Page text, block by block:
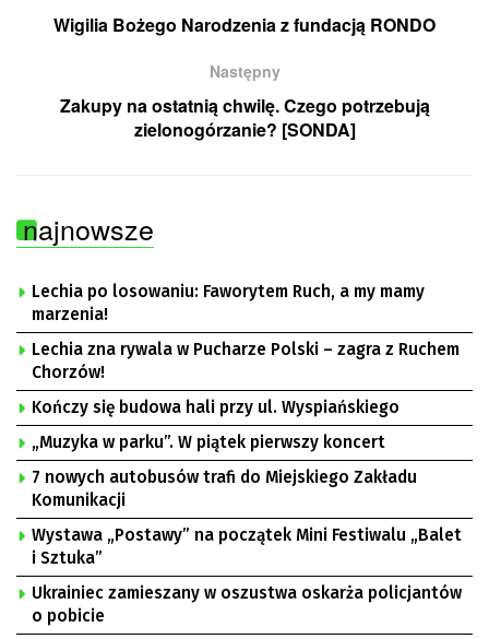
Wigilia Bożego Narodzenia z fundacją RONDO
Następny
Zakupy na ostatnią chwilę. Czego potrzebują
zielonogórzanie? [SONDA]
najnowsze
Lechia po losowaniu: Faworytem Ruch, a my mamy
marzenia!
Lechia zna rywala w Pucharze Polski – zagra z Ruchem
Chorzów!
Kończy się budowa hali przy ul. Wyspiańskiego
„Muzyka w parku”. W piątek pierwszy koncert
7 nowych autobusów trafi do Miejskiego Zakładu
Komunikacji
Wystawa „Postawy” na początek Mini Festiwalu „Balet
i Sztuka”
Ukrainiec zamieszany w oszustwa oskarża policjantów
o pobicie